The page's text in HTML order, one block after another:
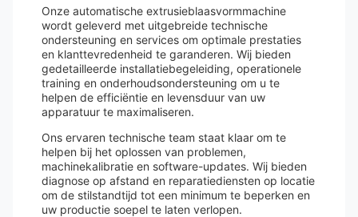
Onze automatische extrusieblaasvormmachine
wordt geleverd met uitgebreide technische
ondersteuning en services om optimale prestaties
en klanttevredenheid te garanderen. Wij bieden
gedetailleerde installatiebegeleiding, operationele
training en onderhoudsondersteuning om u te
helpen de efficiëntie en levensduur van uw
apparatuur te maximaliseren.
Ons ervaren technische team staat klaar om te
helpen bij het oplossen van problemen,
machinekalibratie en software-updates. Wij bieden
diagnose op afstand en reparatiediensten op locatie
om de stilstandtijd tot een minimum te beperken en
uw productie soepel te laten verlopen.